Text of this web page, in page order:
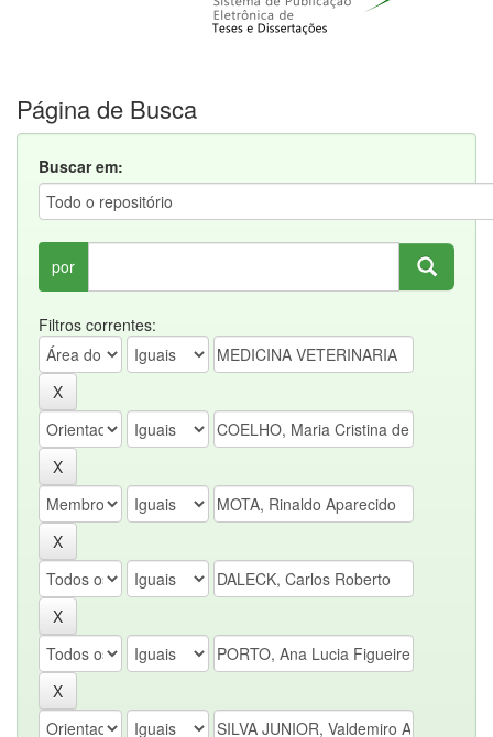
Página de Busca
Buscar em:
por
Filtros correntes: